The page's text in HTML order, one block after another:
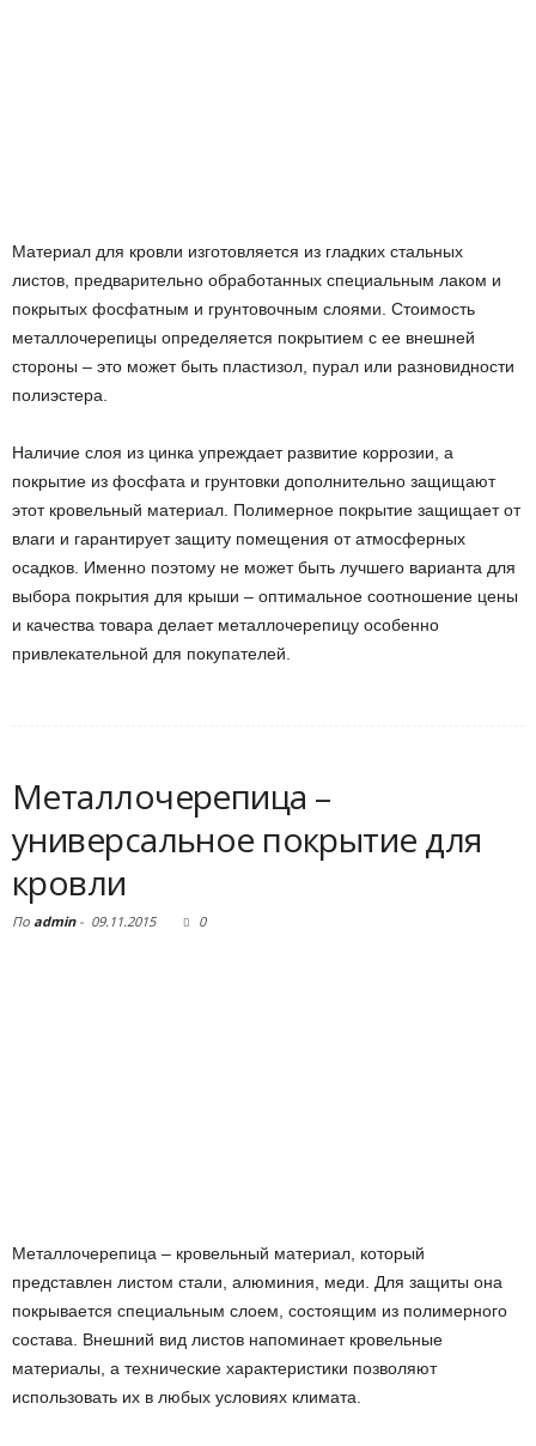
Материал для кровли изготовляется из гладких стальных
листов, предварительно обработанных специальным лаком и
покрытых фосфатным и грунтовочным слоями. Стоимость
металлочерепицы определяется покрытием с ее внешней
стороны – это может быть пластизол, пурал или разновидности
полиэстера.
Наличие слоя из цинка упреждает развитие коррозии, а
покрытие из фосфата и грунтовки дополнительно защищают
этот кровельный материал. Полимерное покрытие защищает от
влаги и гарантирует защиту помещения от атмосферных
осадков. Именно поэтому не может быть лучшего варианта для
выбора покрытия для крыши – оптимальное соотношение цены
и качества товара делает металлочерепицу особенно
привлекательной для покупателей.
Металлочерепица –
универсальное покрытие для
кровли
По admin- 09.11.2015 0
Металлочерепица – кровельный материал, который
представлен листом стали, алюминия, меди. Для защиты она
покрывается специальным слоем, состоящим из полимерного
состава. Внешний вид листов напоминает кровельные
материалы, а технические характеристики позволяют
использовать их в любых условиях климата.